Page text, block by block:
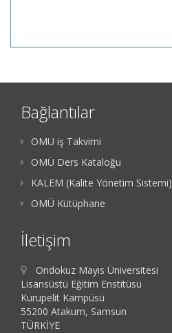
Bağlantılar
OMU iş Takvimi
OMÜ Ders Kataloğu
KALEM (Kalite Yönetim Sistemi)
OMÜ Kütüphane
İletişim
Ondokuz Mayıs Üniversitesi
Lisansüstü Eğitim Enstitüsü
Kurupelit Kampüsü
55200 Atakum, Samsun
TÜRKİYE